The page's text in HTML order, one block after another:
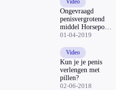
Video
Ongevraagd
penisvergrotend
middel Horsepower
Plus in de post |
01-04-2019
Video
Kun je je penis
verlengen met
pillen?
02-06-2018